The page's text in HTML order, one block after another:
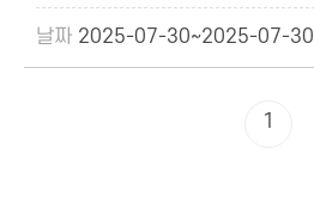
2025-07-30~2025-07-30
1